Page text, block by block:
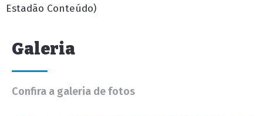
Estadão Conteúdo)
Galeria
Confira a galeria de fotos